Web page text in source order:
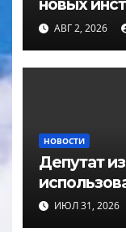
новых
АВГ 2, 2026
НОВОСТИ
Депутат
заседании
ИЮЛ 31, 2026